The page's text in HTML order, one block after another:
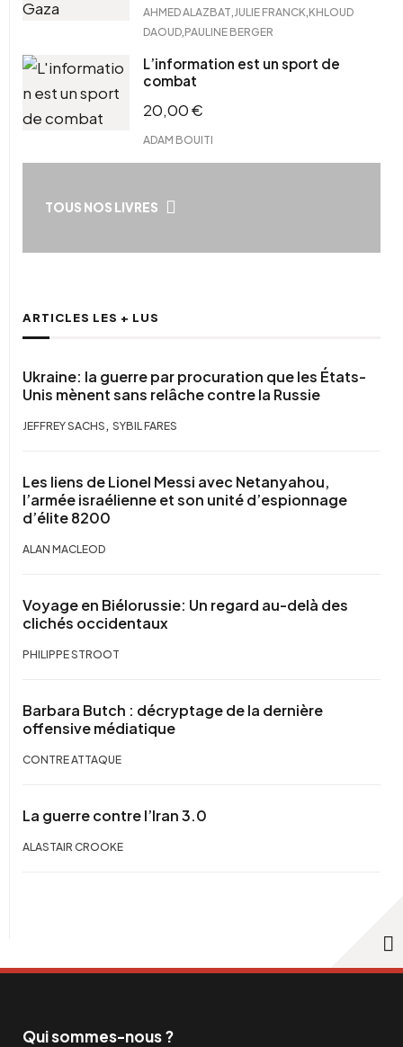
AHMED ALAZBAT JULIE FRANCK KHLOUD
DAOUD PAULINE BERGER
L’information est un sport de
combat
20,00€
ADAM BOUITI
TOUS NOS LIVRES
ARTICLES LES + LUS
Ukraine: la guerre par procuration que les États-
Unis mènent sans relâche contre la Russie
JEFFREY SACHS , SYBIL FARES
Les liens de Lionel Messi avec Netanyahou,
l’armée israélienne et son unité d’espionnage
d’élite 8200
ALAN MACLEOD
Voyage en Biélorussie: Un regard au-delà des
clichés occidentaux
PHILIPPE STROOT
Barbara Butch : décryptage de la dernière
offensive médiatique
CONTRE ATTAQUE
La guerre contre l’Iran 3.0
ALASTAIR CROOKE
Qui sommes-nous ?